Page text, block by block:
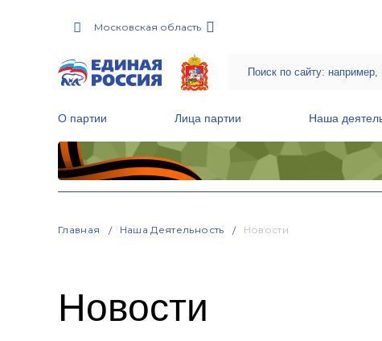
Московская область
О партии Лица партии Наша
Главная Наша Деятельность Новости
Новости